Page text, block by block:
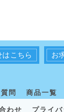
はこちら お
問 商品一覧
わせ プライ